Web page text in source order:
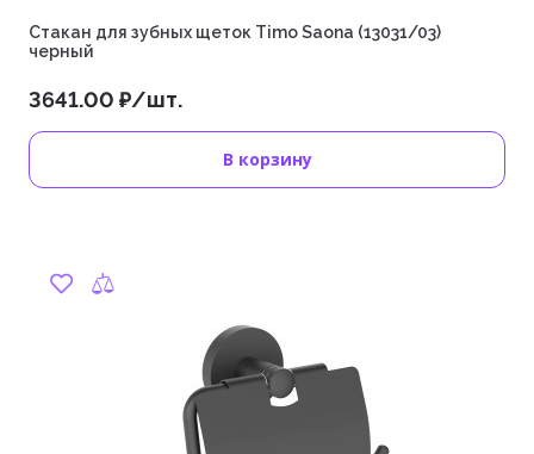
Стакан для зубных щеток Timo Saona (13031/03)
черный
3641.00 ₽/шт.
В корзину